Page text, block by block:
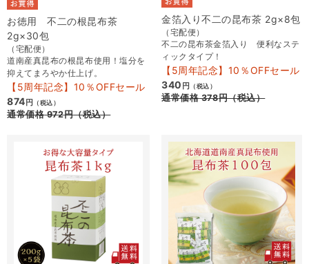
お徳用 不二の根昆布茶
2g×30包
（宅配便）
道南産真昆布の根昆布使用！塩分を
抑えてまろやか仕上げ。
【5周年記念】10％OFFセール
874 円 （税込）
通常価格972円（税込）
金箔入り不二の昆布茶 2g×8包
（宅配便）
不二の昆布茶金箔入り 便利なステ
ィックタイプ！
【5周年記念】10％OFFセール
340 円 （税込）
通常価格378円（税込）